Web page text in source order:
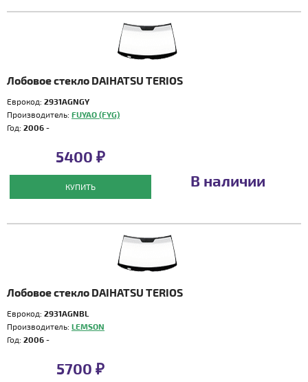
Лобовое стекло DAIHATSU TERIOS
Еврокод: 2931AGNGY
Производитель: FUYAO (FYG)
Год: 2006 -
5400 ₽
КУПИТЬ В наличии
Лобовое стекло DAIHATSU TERIOS
Еврокод: 2931AGNBL
Производитель: LEMSON
Год: 2006 -
5700 ₽